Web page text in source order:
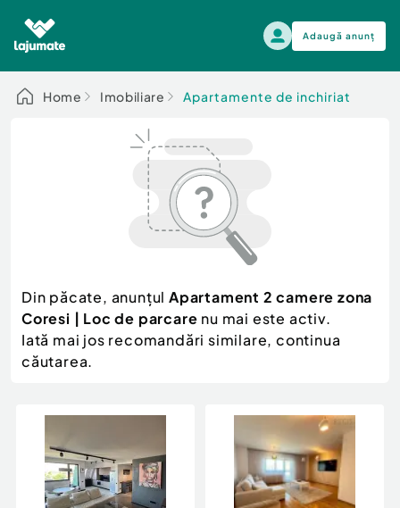
Adaugă anunț
Alege categoria
Auto, moto si ambarcatiuni
Electronice si electrocasnice
Mama si copilul
Moda si frumusete
Sport, timp liber, arta
Animale de companie
Afaceri și echipamente profesionale
Inchiriere Bunuri si Vehicule
Auto, moto si ambarcatiuni
Scutere - ATV - UTV
Autoutilitare
Ambarcatiuni
Camioane - Rulote - Remorci
Utilaje agricole si industriale
Piese auto si accesorii
Dacia Duster
Home Imobiliare Apartamente de inchiriat
Din păcate, anunțul Apartament 2 camere zona
Coresi | Loc de parcare nu mai este activ.
Iată mai jos recomandări similare, continua
căutarea.